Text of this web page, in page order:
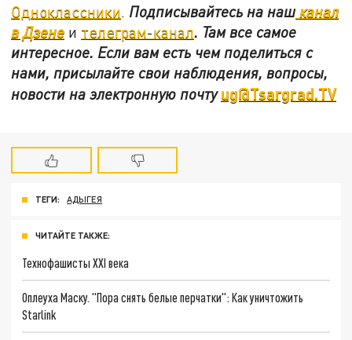
Одноклассники. Подписывайтесь на нашканал
в Дзене и телеграм-канал. Там все самое
интересное. Если вам есть чем поделиться с
нами, присылайте свои наблюдения, вопросы,
новости на электронную почтуug@Tsargrad.TV
ТЕГИ: АДЫГЕЯ
ЧИТАЙТЕ ТАКЖЕ:
Технофашисты XXI века
Оплеуха Маску. "Пора снять белые перчатки": Как уничтожить
Starlink